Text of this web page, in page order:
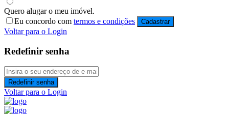
Quero alugar o meu imóvel.
Eu concordo com termos e condições Cadastrar
Voltar para o Login
Redefinir senha
Redefinir senha
Voltar para o Login